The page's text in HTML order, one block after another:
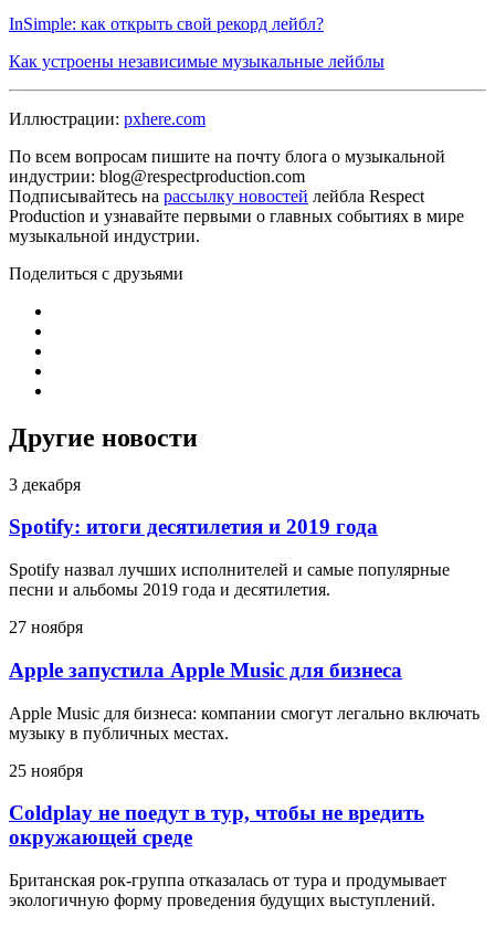
InSimple: как открыть свой рекорд лейбл?
Как устроены независимые музыкальные лейблы
Иллюстрации: pxhere.com
По всем вопросам пишите на почту блога о музыкальной
индустрии: blog@respectproduction.com
Подписывайтесь на рассылку новостей лейбла Respect
Production и узнавайте первыми о главных событиях в мире
музыкальной индустрии.
Поделиться с друзьями
Другие новости
3 декабря
Spotify: итоги десятилетия и 2019 года
Spotify назвал лучших исполнителей и самые популярные
песни и альбомы 2019 года и десятилетия.
27 ноября
Apple запустила Apple Music для бизнеса
Apple Music для бизнеса: компании смогут легально включать
музыку в публичных местах.
25 ноября
Coldplay не поедут в тур, чтобы не вредить
окружающей среде
Британская рок-группа отказалась от тура и продумывает
экологичную форму проведения будущих выступлений.